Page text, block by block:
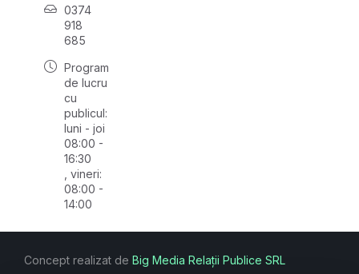
0374
918
685
Program
de lucru
cu
publicul:
luni - joi
08:00 -
16:30
, vineri:
08:00 -
14:00
Concept realizat de Big Media Relații Publice SRL